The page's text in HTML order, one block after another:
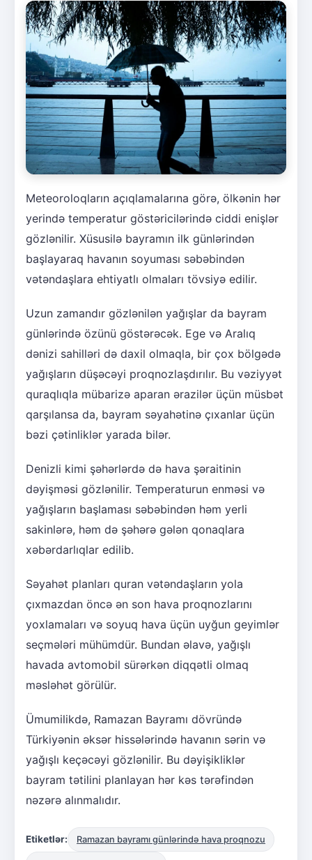
Meteoroloqların açıqlamalarına görə, ölkənin hər
yerində temperatur göstəricilərində ciddi enişlər
gözlənilir. Xüsusilə bayramın ilk günlərindən
başlayaraq havanın soyuması səbəbindən
vətəndaşlara ehtiyatlı olmaları tövsiyə edilir.
Uzun zamandır gözlənilən yağışlar da bayram
günlərində özünü göstərəcək. Ege və Aralıq
dənizi sahilləri də daxil olmaqla, bir çox bölgədə
yağışların düşəcəyi proqnozlaşdırılır. Bu vəziyyət
quraqlıqla mübarizə aparan ərazilər üçün müsbət
qarşılansa da, bayram səyahətinə çıxanlar üçün
bəzi çətinliklər yarada bilər.
Denizli kimi şəhərlərdə də hava şəraitinin
dəyişməsi gözlənilir. Temperaturun enməsi və
yağışların başlaması səbəbindən həm yerli
sakinlərə, həm də şəhərə gələn qonaqlara
xəbərdarlıqlar edilib.
Səyahət planları quran vətəndaşların yola
çıxmazdan öncə ən son hava proqnozlarını
yoxlamaları və soyuq hava üçün uyğun geyimlər
seçmələri mühümdür. Bundan əlavə, yağışlı
havada avtomobil sürərkən diqqətli olmaq
məsləhət görülür.
Ümumilikdə, Ramazan Bayramı dövründə
Türkiyənin əksər hissələrində havanın sərin və
yağışlı keçəcəyi gözlənilir. Bu dəyişikliklər
bayram tətilini planlayan hər kəs tərəfindən
nəzərə alınmalıdır.
Etiketlər: Ramazan bayramı günlərində hava proqnozu